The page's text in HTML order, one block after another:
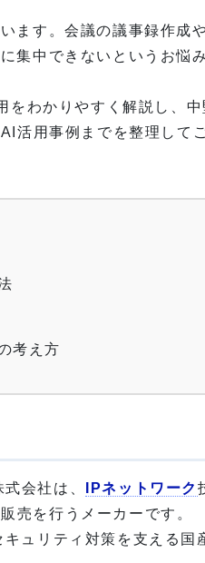
ます。会議の議事録作成
集中できないというお悩
わかりやすく解説し、中
活用事例までを整理して
考え方
会社は、 IPネットワーク
売を行うメーカーです。
ュリティ対策を支える国